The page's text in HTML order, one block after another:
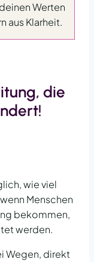
Werten
aus Klarheit.
die
wie viel
Menschen
bekommen,
werden.
Wegen, direkt